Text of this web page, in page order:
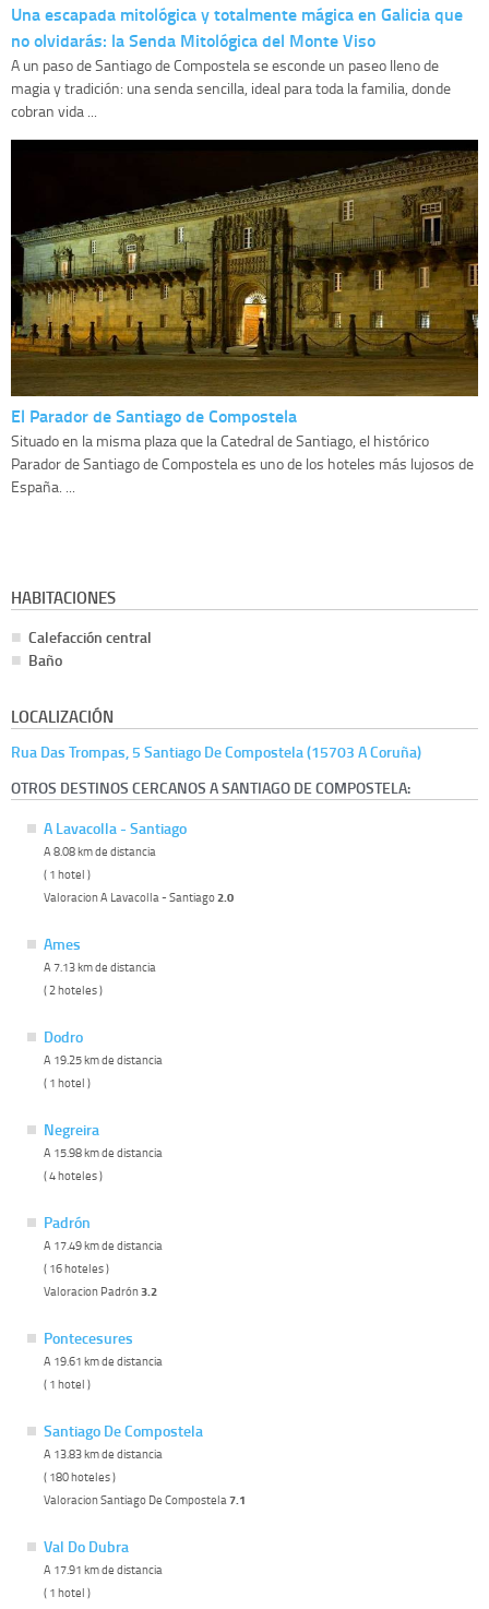
Una escapada mitológica y totalmente mágica en Galicia que
no olvidarás: la Senda Mitológica del Monte Viso
A un paso de Santiago de Compostela se esconde un paseo lleno de
magia y tradición: una senda sencilla, ideal para toda la familia, donde
cobran vida ...
El Parador de Santiago de Compostela
Situado en la misma plaza que la Catedral de Santiago, el histórico
Parador de Santiago de Compostela es uno de los hoteles más lujosos de
España. ...
HABITACIONES
Calefacción central
Baño
LOCALIZACIÓN
Rua Das Trompas, 5 Santiago De Compostela (15703 A Coruña)
OTROS DESTINOS CERCANOS A SANTIAGO DE COMPOSTELA:
A Lavacolla - Santiago
A 8.08 km de distancia
( 1 hotel )
Valoracion A Lavacolla - Santiago2.0
Ames
A 7.13 km de distancia
( 2 hoteles )
Dodro
A 19.25 km de distancia
( 1 hotel )
Negreira
A 15.98 km de distancia
( 4 hoteles )
Padrón
A 17.49 km de distancia
( 16 hoteles )
Valoracion Padrón3.2
Pontecesures
A 19.61 km de distancia
( 1 hotel )
Santiago De Compostela
A 13.83 km de distancia
( 180 hoteles )
Valoracion Santiago De Compostela 7.1
Val Do Dubra
A 17.91 km de distancia
( 1 hotel )